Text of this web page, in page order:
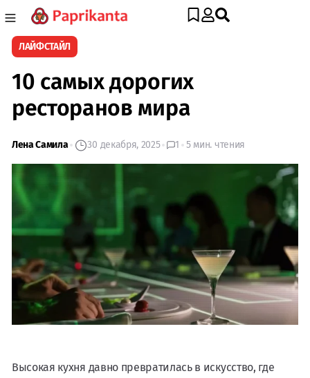
ЛАЙФСТАЙЛ
10 самых дорогих
ресторанов мира
Лена Самила 30 декабря, 2025 1 5 мин. чтения
Высокая кухня давно превратилась в искусство, где